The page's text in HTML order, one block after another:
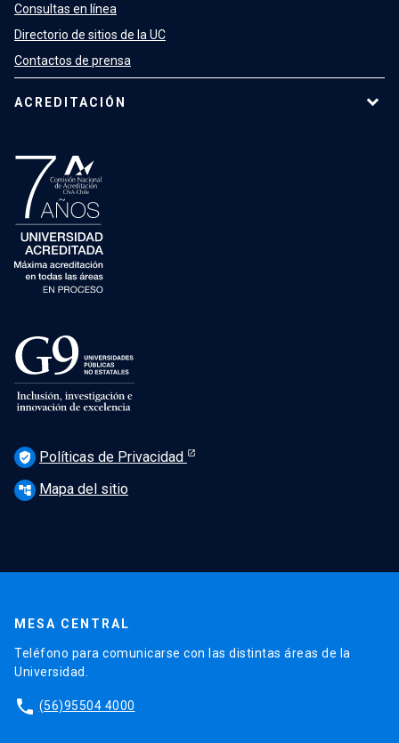
Consultas en línea
Directorio de sitios de la UC
Contactos de prensa
ACREDITACIÓN
verified_user Políticas de Privacidad
account_tree Mapa del sitio
MESA CENTRAL
Teléfono para comunicarse con las distintas áreas de la
Universidad.
phone (56)95504 4000